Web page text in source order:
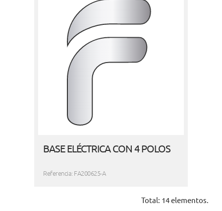
BASE ELÉCTRICA CON 4 POLOS
Referencia: FA200625-A
Total: 14 elementos.